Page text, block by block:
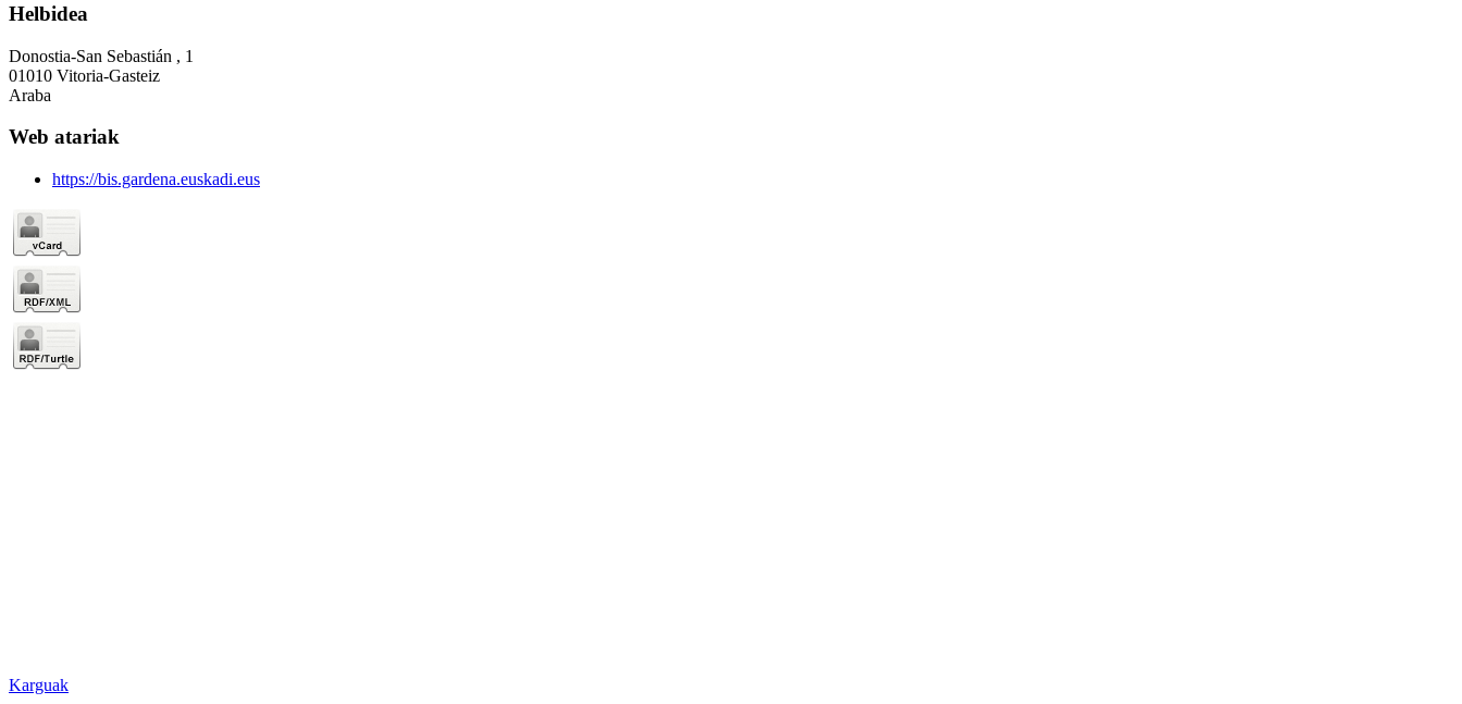
Helbidea
Donostia-San Sebastián , 1
01010 Vitoria-Gasteiz
Araba
Web atariak
https://bis.gardena.euskadi.eus
Karguak